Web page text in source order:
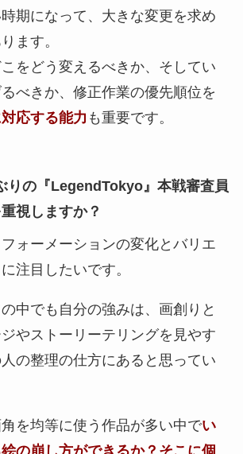
期になって、大きな変更を求め
ます。
をどう変えるべきか、そしてい
べきか、修正作業の優先順位を
応する能力 も重要です。
りの『LegendTokyo』本戦審査員
視しますか？
ォーメーションの変化とバリエ
注目したいです。
中でも自分の強みは、画創りと
やストーリーテリングを見やす
の整理の仕方にあると思ってい
を均等に使う作品が多い中でい
の崩し方ができるか？そこに個